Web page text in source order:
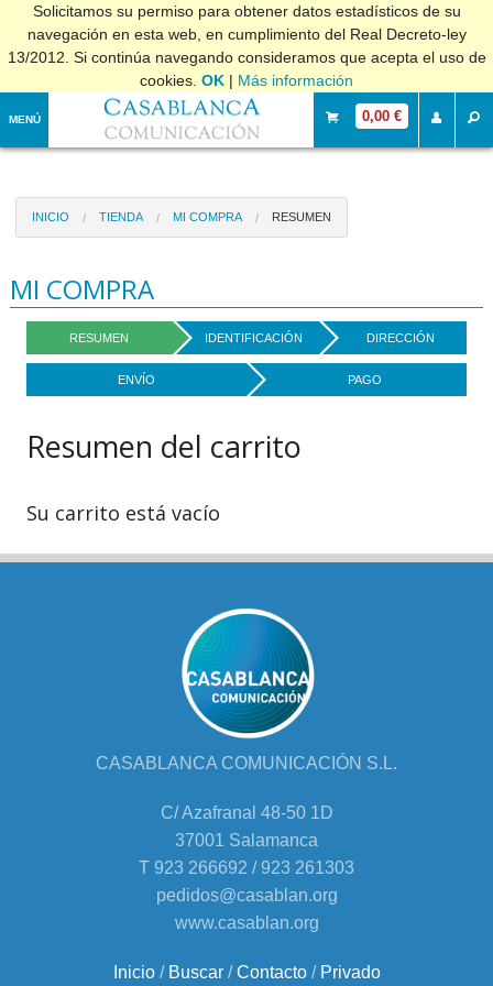
Solicitamos su permiso para obtener datos estadísticos de su
navegación en esta web, en cumplimiento del Real Decreto-ley
13/2012. Si continúa navegando consideramos que acepta el uso de
cookies. OK | Más información
MENÚ 0,00 €
INICIO TIENDA MI COMPRA RESUMEN
MI COMPRA
RESUMEN IDENTIFICACIÓN DIRECCIÓN
ENVÍO PAGO
Resumen del carrito
Su carrito está vacío
CASABLANCA COMUNICACIÓN S.L.
C/ Azafranal 48-50 1D
37001 Salamanca
T 923 266692 / 923 261303
pedidos@casablan.org
www.casablan.org
Inicio/ Buscar/Contacto/ Privado